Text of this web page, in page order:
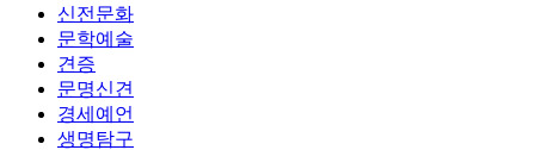
신전문화
문학예술
견증
문명신견
경세예언
생명탐구